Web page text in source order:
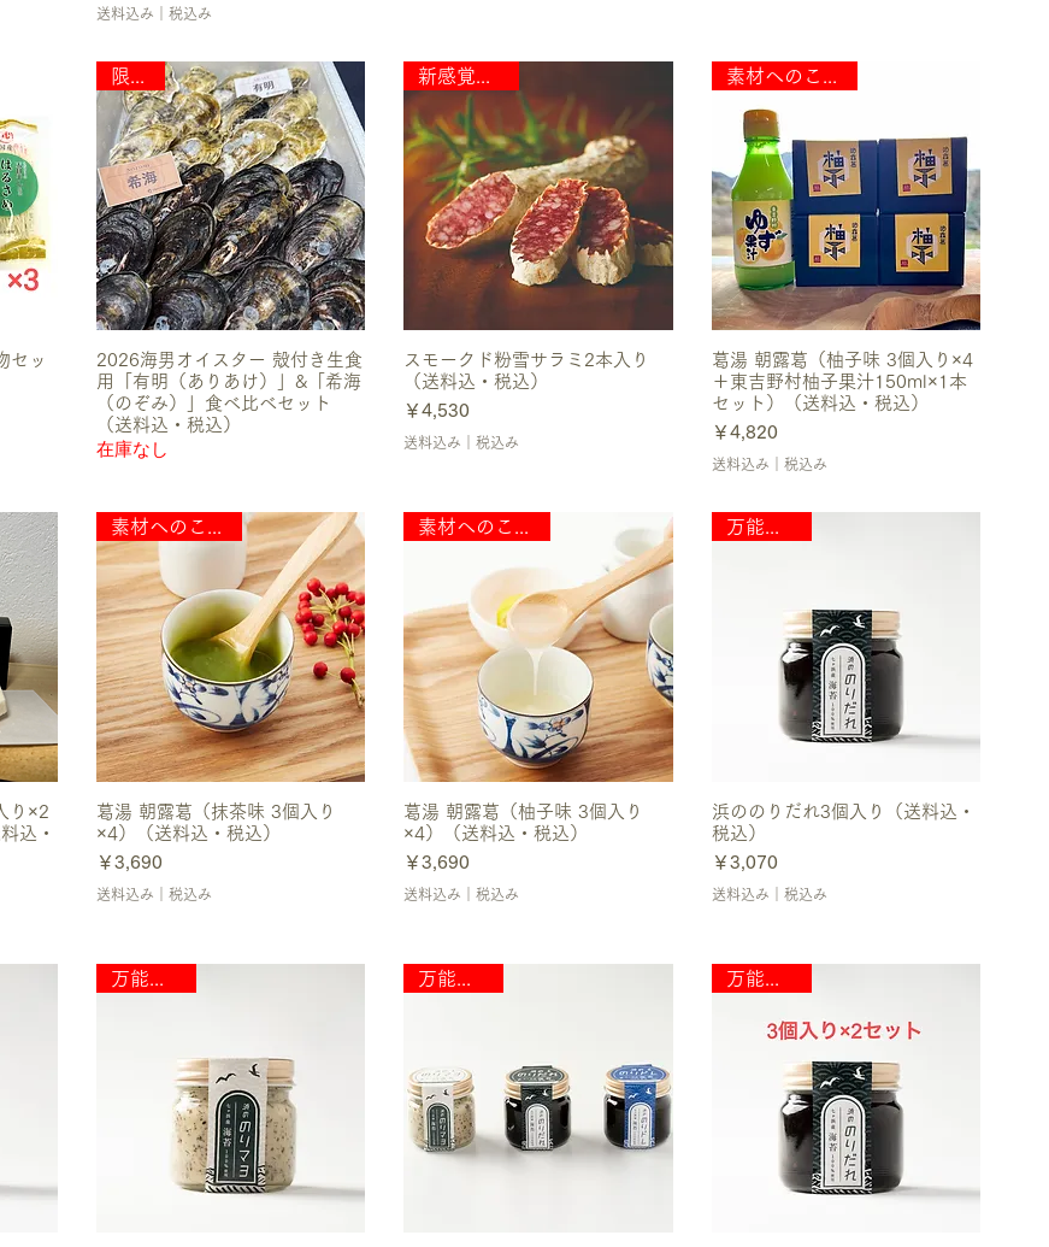
送料込み｜税込み
セッ
2026海男オイスター 殻付き生食
用「有明（ありあけ）」&「希海
（のぞみ）」食べ比べセット
（送料込・税込）
在庫なし
スモークド粉雪サラミ2本入り
（送料込・税込）
価格
￥4,530
送料込み｜税込み
葛湯 朝露葛（柚子味 3個入り×4
＋東吉野村柚子果汁150ml×1本
セット）（送料込・税込）
価格
￥4,820
送料込み｜税込み
り×2
込・
葛湯 朝露葛（抹茶味 3個入り
×4）（送料込・税込）
価格
￥3,690
送料込み｜税込み
葛湯 朝露葛（柚子味 3個入り
×4）（送料込・税込）
価格
￥3,690
送料込み｜税込み
浜ののりだれ3個入り（送料込・
税込）
価格
￥3,070
送料込み｜税込み